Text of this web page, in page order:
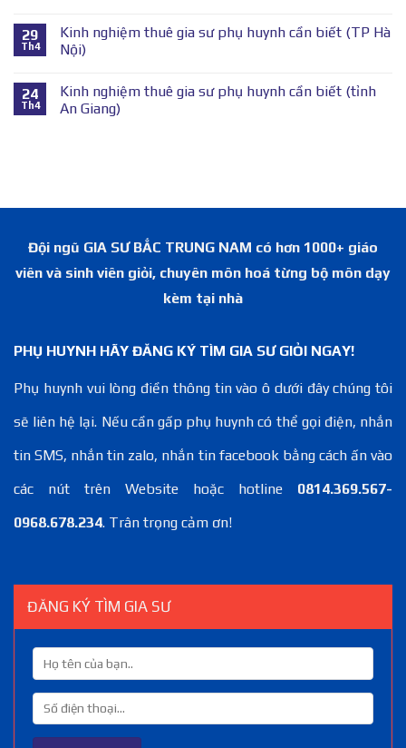
29
Th4
Kinh nghiệm thuê gia sư phụ huynh cần biết (TP Hà
Nội)
24
Th4
Kinh nghiệm thuê gia sư phụ huynh cần biết (tỉnh
An Giang)
Đội ngũ GIA SƯ BẮC TRUNG NAM có hơn 1000+ giáo
viên và sinh viên giỏi, chuyên môn hoá từng bộ môn dạy
kèm tại nhà
PHỤ HUYNH HÃY ĐĂNG KÝ TÌM GIA SƯ GIỎI NGAY!
Phụ huynh vui lòng điền thông tin vào ô dưới đây chúng tôi
sẽ liên hệ lại. Nếu cần gấp phụ huynh có thể gọi điện, nhắn
tin SMS, nhắn tin zalo, nhắn tin facebook bằng cách ấn vào
các nút trên Website hoặc hotline 0814.369.567-
0968.678.234. Trân trọng cảm ơn!
ĐĂNG KÝ TÌM GIA SƯ